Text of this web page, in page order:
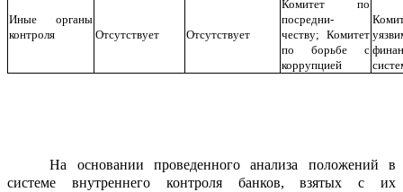
Иные органы
контроля Отсутствует Отсутствует
Комитет по
посредни-
честву; Комитет
по борьбе с
коррупцией
уяз
фина
На основании проведенного анализа положенийв
системе внутреннего контроля банков, взятыхс их